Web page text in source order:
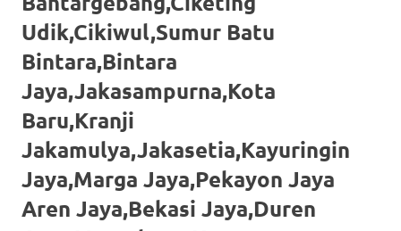
replica
watches.
click
fake
watches.
Get
Udik,Cikiwul,Sumur Batu
Bintara,Bintara
Jaya,Jakasampurna,Kota
Baru,Kranji
Jakamulya,Jakasetia,Kayuringin
Jaya,Marga Jaya,Pekayon Jaya
Aren Jaya,Bekasi Jaya,Duren